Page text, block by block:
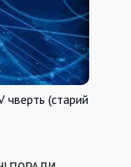
чверть (старий